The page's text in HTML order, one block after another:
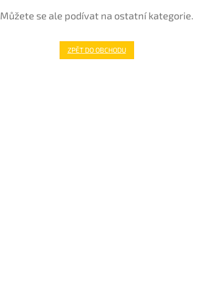
Můžete se ale podívat na ostatní kategorie.
ZPĚT DO OBCHODU